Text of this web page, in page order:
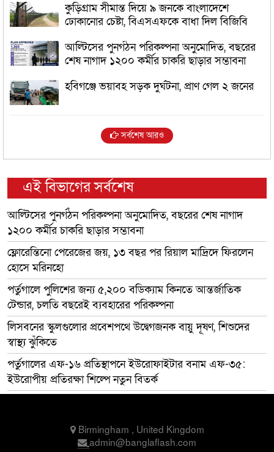
কুড়িগ্রাম সীমান্ত দিয়ে ৯ জনকে বাংলাদেশে
ঢোকানোর চেষ্টা, বিএসএফকে বাধা দিল বিজিবি
আল্টিসের পুনর্গঠন পরিকল্পনা অনুমোদিত, বছরের
শেষ নাগাদ ১২০০ কর্মীর চাকরি ছাড়ার সম্ভাবনা
হবিগঞ্জে ভয়াবহ সড়ক দুর্ঘটনা, প্রাণ গেল ২ জনের
সর্বশেষ আরও
এই বিভাগের সর্বশেষ
আল্টিসের পুনর্গঠন পরিকল্পনা অনুমোদিত, বছরের শেষ নাগাদ
১২০০ কর্মীর চাকরি ছাড়ার সম্ভাবনা
ফ্লোরেন্তিনো পেরেজের জয়, ১৩ বছর পর রিয়াল মাদ্রিদে ফিরলেন
হোসে মরিনহো
পর্তুগালে পুলিশের জন্য ৫,২০০ বডিক্যাম কিনতে আন্তর্জাতিক
টেন্ডার, চলতি বছরেই ব্যবহারের পরিকল্পনা
লিসবনের স্কুলগুলোর প্রবেশপথে উদ্বেগজনক বায়ু দূষণ, শিশুদের
স্বাস্থ্য ঝুঁকিতে
পর্তুগালের এফ-১৬ প্রতিস্থাপনে ইউরোফাইটার বনাম এফ-৩৫:
ইউরোপীয় প্রতিরক্ষা শিল্পে নতুন বিতর্ক
Birmingham , United Kingdom
admin@banglaflash.com